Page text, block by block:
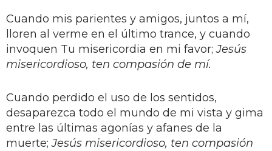
Cuando mis parientes y amigos, juntos a mí,
lloren al verme en el último trance, y cuando
invoquen Tu misericordia en mi favor; Jesús
misericordioso, ten compasión de mí.
Cuando perdido el uso de los sentidos,
desaparezca todo el mundo de mi vista y gima
entre las últimas agonías y afanes de la
muerte; Jesús misericordioso, ten compasión